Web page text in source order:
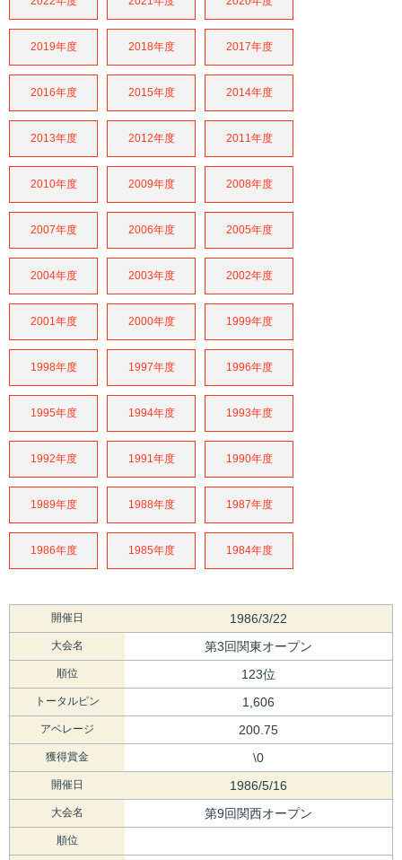
2019年度 2018年度 2017年度
2016年度 2015年度 2014年度
2013年度 2012年度 2011年度
2010年度 2009年度 2008年度
2007年度 2006年度 2005年度
2004年度 2003年度 2002年度
2001年度 2000年度 1999年度
1998年度 1997年度 1996年度
1995年度 1994年度 1993年度
1992年度 1991年度 1990年度
1989年度 1988年度 1987年度
1986年度 1985年度 1984年度
開催日 1986/3/22
大会名 第3回関東オープン
順位 123位
トータルピン 1,606
アベレージ 200.75
獲得賞金 \0
開催日 1986/5/16
大会名 第9回関西オープン
順位